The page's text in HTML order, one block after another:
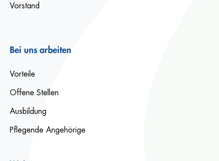
Vorstand
Bei uns arbeiten
Vorteile
Offene Stellen
Ausbildung
Pflegende Angehörige